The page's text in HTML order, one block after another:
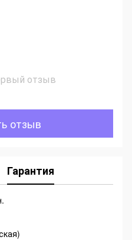
отзыв
отзыв
Гарантия